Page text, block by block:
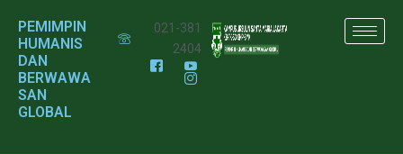
PEMIMPIN
HUMANIS
DAN
BERWAWA
SAN
GLOBAL
021-381
2404